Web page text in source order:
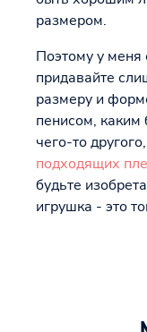
размером.
Поэтому у меня
придавайте
размеру и
пенисом, каким
чего-то
подходящих
будьте
игрушка - это